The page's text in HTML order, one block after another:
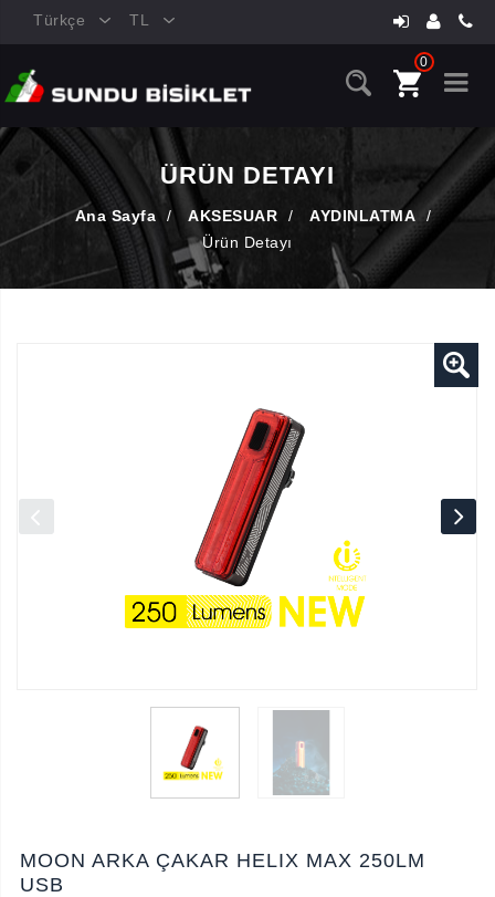
Türkçe TL
0
ÜRÜN DETAYI
Ana Sayfa / AKSESUAR / AYDINLATMA
/
Ürün Detayı
MOON ARKA ÇAKAR HELIX MAX 250LM
USB